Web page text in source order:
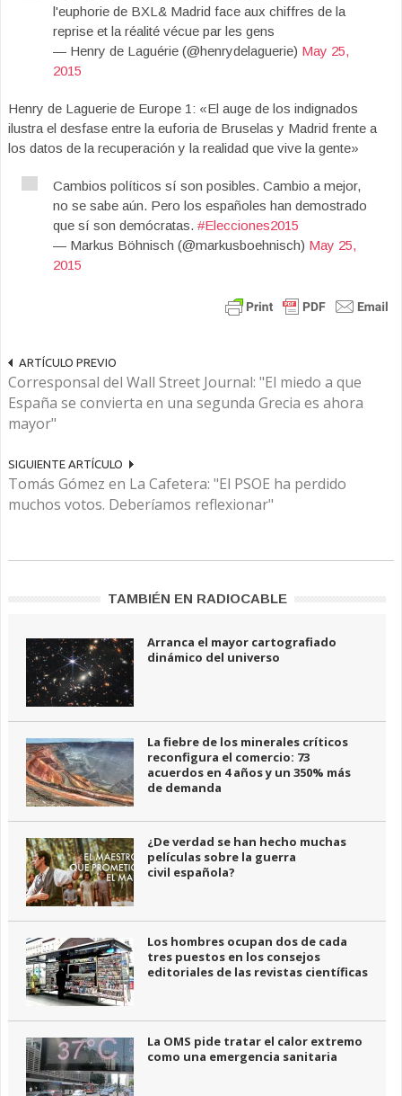
l'euphorie de BXL& Madrid face aux chiffres de la
reprise et la réalité vécue par les gens
— Henry de Laguérie (@henrydelaguerie) May 25,
2015
Henry de Laguerie de Europe 1: «El auge de los indignados
ilustra el desfase entre la euforia de Bruselas y Madrid frente a
los datos de la recuperación y la realidad que vive la gente»
Cambios políticos sí son posibles. Cambio a mejor,
no se sabe aún. Pero los españoles han demostrado
que sí son demócratas. #Elecciones2015
— Markus Böhnisch (@markusboehnisch) May 25,
2015
ARTÍCULO PREVIO
Corresponsal del Wall Street Journal: "El miedo a que
España se convierta en una segunda Grecia es ahora
mayor"
SIGUIENTE ARTÍCULO
Tomás Gómez en La Cafetera: "El PSOE ha perdido
muchos votos. Deberíamos reflexionar"
TAMBIÉN EN RADIOCABLE
Arranca el mayor cartografiado
dinámico del universo
La fiebre de los minerales críticos
reconfigura el comercio: 73
acuerdos en 4 años y un 350% más
de demanda
¿De verdad se han hecho muchas
películas sobre la guerra
civil española?
Los hombres ocupan dos de cada
tres puestos en los consejos
editoriales de las revistas científicas
La OMS pide tratar el calor extremo
como una emergencia sanitaria